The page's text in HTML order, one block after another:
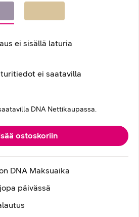
ei sisällä laturia
ei saatavilla
DNA Nettikaupassa.
ostoskoriin
DNA Maksuaika
päivässä